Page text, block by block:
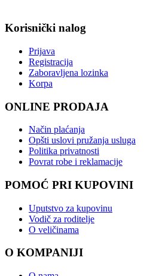
Korisnički nalog
Prijava
Registracija
Zaboravljena lozinka
Korpa
ONLINE PRODAJA
Način plaćanja
Opšti uslovi pružanja usluga
Politika privatnosti
Povrat robe i reklamacije
POMOĆ PRI KUPOVINI
Uputstvo za kupovinu
Vodič za roditelje
O veličinama
O KOMPANIJI